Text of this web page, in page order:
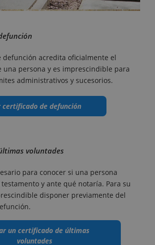
defunción acredita oficialmente el
una persona y es imprescindible para
administrativos y sucesorios.
certificado de defunción
voluntades
para conocer si una persona
y ante qué notaría. Para su
disponer previamente del
un certificado de últimas
voluntades